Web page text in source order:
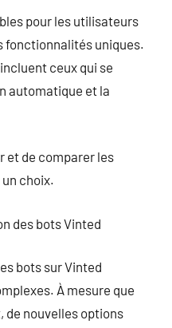
pour les utilisateurs
fonctionnalités uniques.
ceux qui se
automatique et la
et de comparer les
choix.
des bots Vinted
bots sur Vinted
À mesure que
de nouvelles options